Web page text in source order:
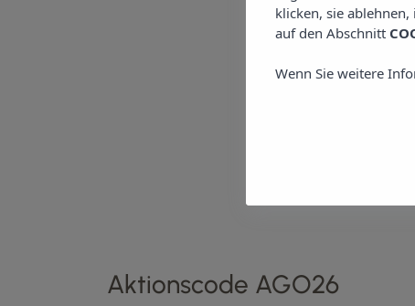
Aktionscode AGO26
klicken, sie
auf den Abschnitt
Wenn Sie weitere